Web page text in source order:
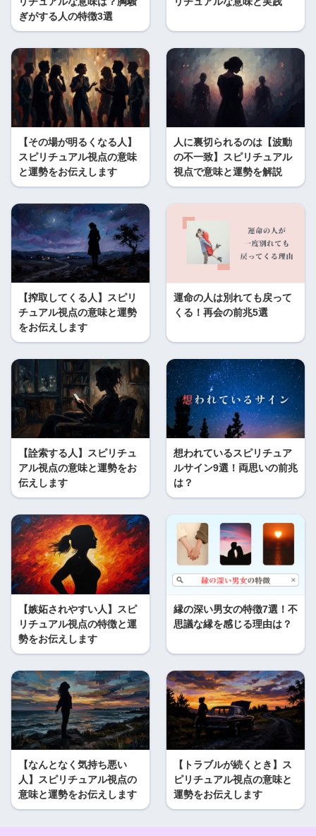
ぎがする人の特徴3選
【その場が明るくなる人】
スピリチュアル視点の意味
と運勢をお伝えします
人に裏切られるのは【波動
の不一致】スピリチュアル
視点で意味と運勢を解説
【搾取してくる人】スピリ
チュアル視点の意味と運勢
をお伝えします
運命の人は別れても戻って
くる！再会の前兆5選
【詮索する人】スピリチュ
アル視点の意味と運勢をお
伝えします
想われているスピリチュア
ルサイン9選！両思いの前兆
は？
【嫉妬されやすい人】スピ
リチュアル視点の特徴と運
勢をお伝えします
縁の深い男女の特徴7選！不
思議な縁を感じる理由は？
【なんとなく気持ち悪い
人】スピリチュアル視点の
意味と運勢をお伝えします
【トラブルが続くとき】ス
ピリチュアル視点の意味と
運勢をお伝えします